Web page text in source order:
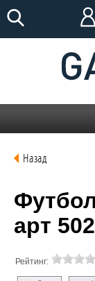
Назад
арт
Рейтинг: